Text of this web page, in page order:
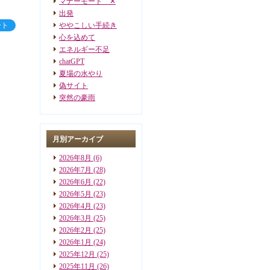
出発
ややこしい手続き
心を込めて
エネルギー不足
chatGPT
夏場の水やり
偽サイト
突然の豪雨
月別アーカイブ
2026年8月 (6)
2026年7月 (28)
2026年6月 (22)
2026年5月 (23)
2026年4月 (23)
2026年3月 (25)
2026年2月 (25)
2026年1月 (24)
2025年12月 (25)
2025年11月 (26)